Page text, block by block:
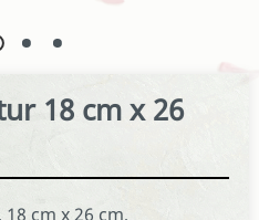
18 cm x 26
cm x 26 cm,